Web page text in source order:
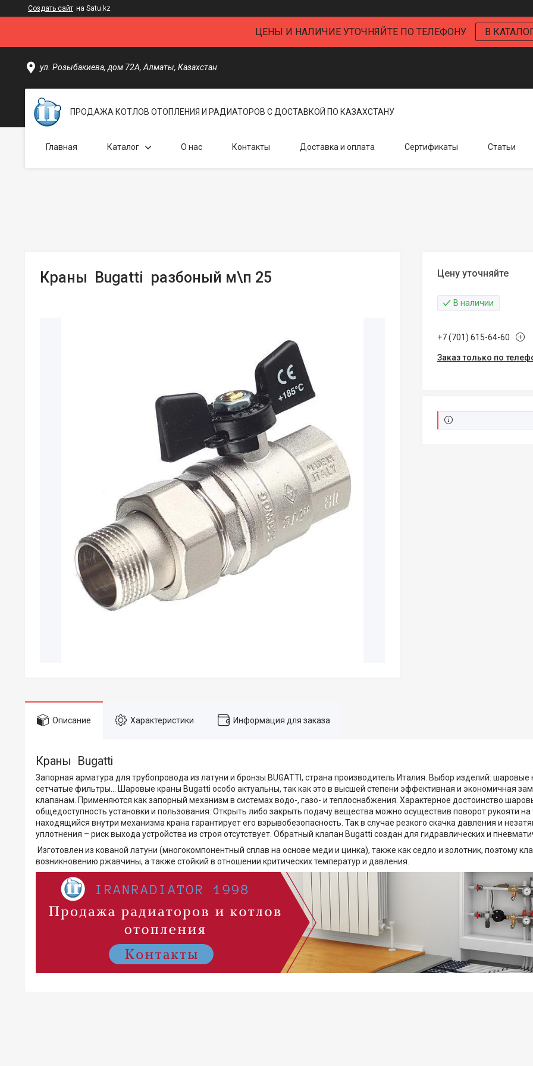
Создать сайт на Satu.kz
ЦЕНЫ И НАЛИЧИЕ УТОЧНЯЙТЕ ПО ТЕЛЕФОНУ В
ул. Розыбакиева, дом 72А, Алматы, Казахстан
ПРОДАЖА КОТЛОВ ОТОПЛЕНИЯ И РАДИАТОРОВ С ДОСТАВКОЙ ПО КАЗАХСТАНУ
Главная Каталог О нас Контакты Доставка и оплата Сертификаты Статьи
Краны Bugatti разбоный м\п 25 Цену уточняйте
В наличии
+7 (701) 615-64-60
Заказ только по
Описание Характеристики Информация для заказа
Краны Bugatti
Запорная арматура для трубопровода из латуни и бронзы BUGATTI, страна производитель Италия. Выбор изделий:
сетчатые фильтры… Шаровые краны Bugatti особо актуальны, так как это в высшей степени эффективная и экономичная
клапанам. Применяются как запорный механизм в системах водо-, газо- и теплоснабжения. Характерное достоинство
общедоступность установки и пользования. Открыть либо закрыть подачу вещества можно осуществив поворот рукояти на
находящийся внутри механизма крана гарантирует его взрывобезопасность. Так в случае резкого скачка давления и
уплотнения – риск выхода устройства из строя отсутствует. Обратный клапан Bugatti создан для гидравлических и
Изготовлен из кованой латуни (многокомпонентный сплав на основе меди и цинка), также как седло и золотник, поэтому
возникновению ржавчины, а также стойкий в отношении критических температур и давления.